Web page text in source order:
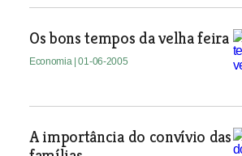
Os bons tempos da velha feira
Economia | 01-06-2005
A importância do convívio das